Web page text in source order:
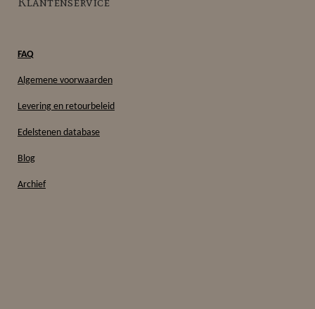
FAQ
Algemene voorwaarden
Levering en retourbeleid
Edelstenen database
Blog
Archief